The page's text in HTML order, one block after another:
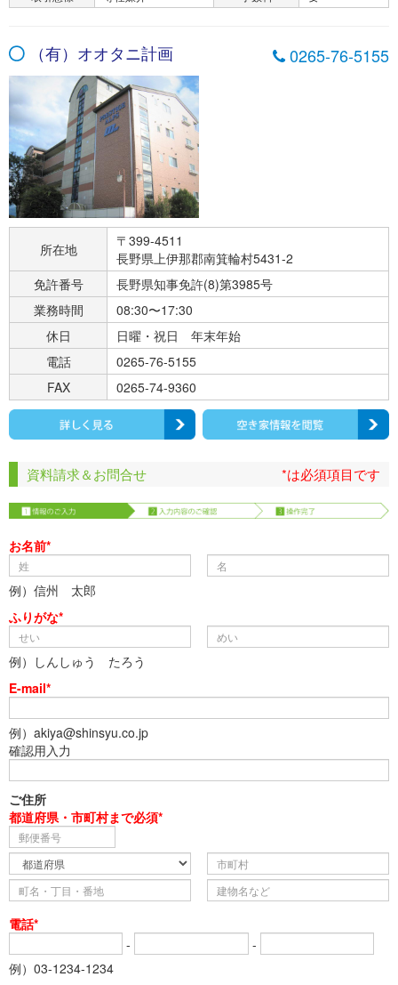
（有）オオタニ計画 0265-76-5155
所在地
〒399-4511
長野県上伊那郡南箕輪村5431-2
免許番号
長野県知事免許(8)第3985号
業務時間
08:30〜17:30
休日
日曜・祝日 年末年始
電話
0265-76-5155
FAX
0265-74-9360
資料請求＆お問合せ *は必須項目です
お名前*
例）信州 太郎
ふりがな*
例）しんしゅう たろう
E-mail*
例）akiya@shinsyu.co.jp
確認用入力
ご住所
都道府県・市町村まで必須*
電話*
-
-
例）03-1234-1234